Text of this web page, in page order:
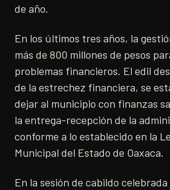
de año.
En los últimos tres años, la
más de 800 millones de pesos
problemas financieros. El edil
de la estrechez financiera, se
dejar al municipio con finanzas
la entrega-recepción de la
conforme a lo establecido en la
Municipal del Estado de Oaxaca.
En la sesión de cabildo